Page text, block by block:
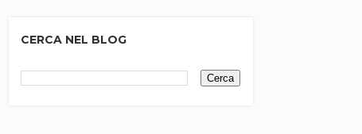
CERCA NEL BLOG